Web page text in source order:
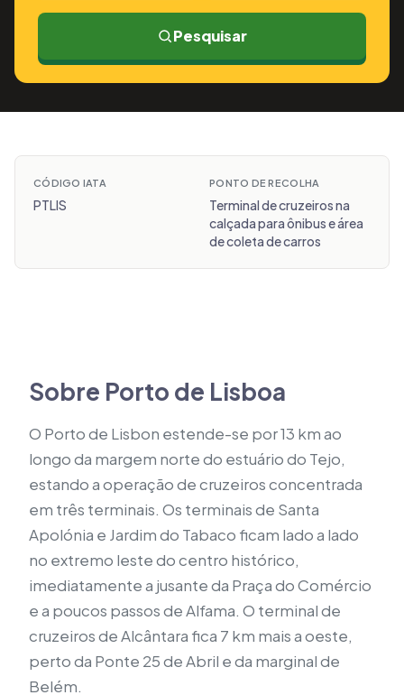
Pesquisar
CÓDIGO IATA
PTLIS
PONTO DE RECOLHA
Terminal de cruzeiros na
calçada para ônibus e área
de coleta de carros
Sobre Porto de Lisboa
O Porto de Lisbon estende-se por 13 km ao
longo da margem norte do estuário do Tejo,
estando a operação de cruzeiros concentrada
em três terminais. Os terminais de Santa
Apolónia e Jardim do Tabaco ficam lado a lado
no extremo leste do centro histórico,
imediatamente a jusante da Praça do Comércio
e a poucos passos de Alfama. O terminal de
cruzeiros de Alcântara fica 7 km mais a oeste,
perto da Ponte 25 de Abril e da marginal de
Belém.